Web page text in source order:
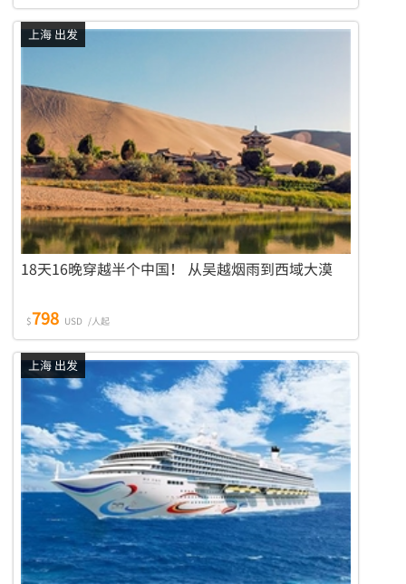
上海 出发
18天16晚穿越半个中国！ 从吴越烟雨到西域大漠
$798 USD /人起
上海 出发